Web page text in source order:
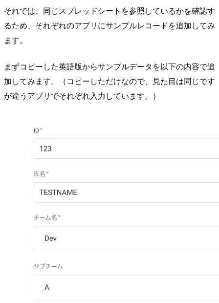
それでは、同じスプレッドシートを参照しているかを確認す
るため、それぞれのアプリにサンプルレコードを追加してみ
ます。
まずコピーした英語版からサンプルデータを以下の内容で追
加してみます。（コピーしただけなので、見た目は同じです
が違うアプリでそれぞれ入力しています。）